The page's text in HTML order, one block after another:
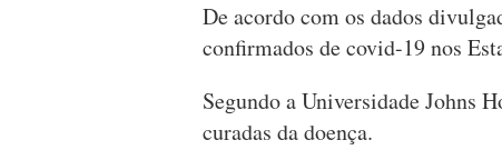
De acordo com os dados
confirmados de covid-19 nos
Segundo a Universidade Johns
curadas da doença.